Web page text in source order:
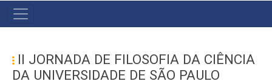
MAIN
II JORNADA DE FILOSOFIA DA CIÊNCIA
DA UNIVERSIDADE DE SÃO PAULO